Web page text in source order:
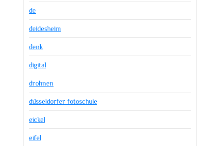
de
deidesheim
denk
digital
drohnen
düsseldorfer fotoschule
eickel
eifel